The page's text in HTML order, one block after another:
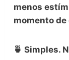
menos
momento
🍵 Simples.